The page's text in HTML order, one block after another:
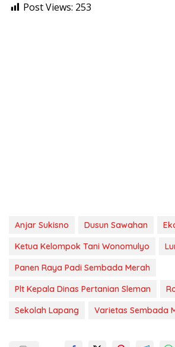
Post Views: 253
Anjar Sukisno Dusun Sawahan
Ketua Kelompok Tani Wonomulyo
Panen Raya Padi Sembada Merah
Plt Kepala Dinas Pertanian Sleman
Sekolah Lapang
Varietas Sembada